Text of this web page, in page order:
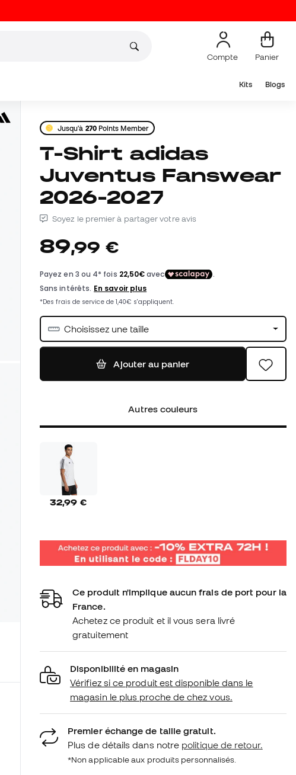
Compte Panier
Kits Blogs
Jusqu'à 270Points Member
T-Shirt adidas
Juventus Fanswear
2026-2027
Soyez le premier à partager votre avis
89,99 €
Choisissez une taille
Ajouter au panier
Autres couleurs
32,99 €
Ce produit n'implique aucun frais de port pour la
France.
Achetez ce produit et il vous sera livré
gratuitement
Disponibilité en magasin
Vérifiez si ce produit est disponible dans le
magasin le plus proche de chez vous.
Premier échange de taille gratuit.
Plus de détails dans notre politique de retour.
*Non applicable aux produits personnalisés.